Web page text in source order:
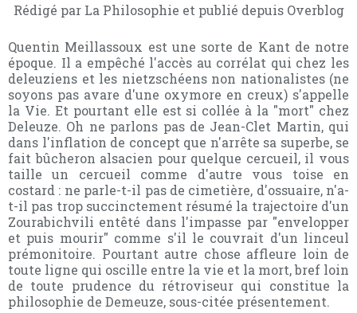
Rédigé par La Philosophie et publié depuis Overblog
Quentin Meillassoux est une sorte de Kant de notre
époque. Il a empêché l'accès au corrélat qui chez les
deleuziens et les nietzschéens non nationalistes (ne
soyons pas avare d'une oxymore en creux) s'appelle
la Vie. Et pourtant elle est si collée à la "mort" chez
Deleuze. Oh ne parlons pas de Jean-Clet Martin, qui
dans l'inflation de concept que n'arrête sa superbe, se
fait bûcheron alsacien pour quelque cercueil, il vous
taille un cercueil comme d'autre vous toise en
costard : ne parle-t-il pas de cimetière, d'ossuaire, n'a-
t-il pas trop succinctement résumé la trajectoire d'un
Zourabichvili entêté dans l'impasse par "envelopper
et puis mourir" comme s'il le couvrait d'un linceul
prémonitoire. Pourtant autre chose affleure loin de
toute ligne qui oscille entre la vie et la mort, bref loin
de toute prudence du rétroviseur qui constitue la
philosophie de Demeuze, sous-citée présentement.